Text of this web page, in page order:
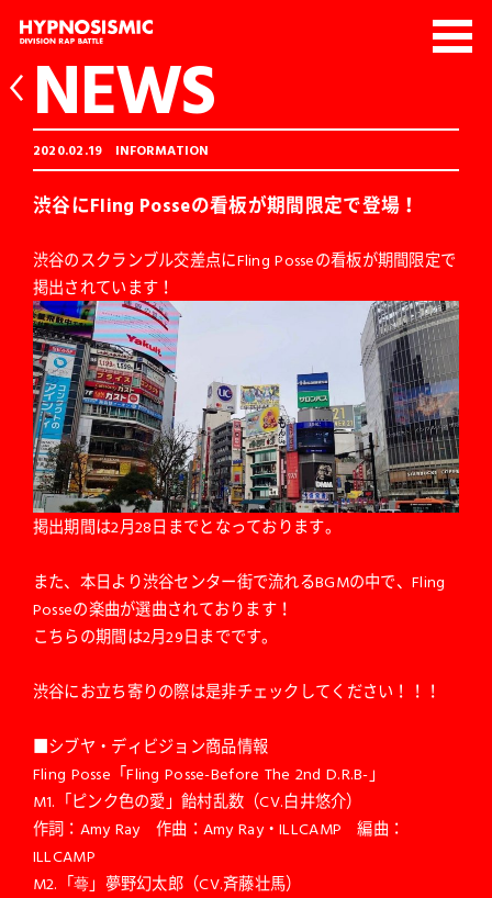
NEWS
2020.02.19 INFORMATION
渋谷にFling Posseの看板が期間限定で登場！
渋谷のスクランブル交差点にFling Posseの看板が期間限定で
掲出されています！
掲出期間は2月28日までとなっております。
また、本日より渋谷センター街で流れるBGMの中で、Fling
Posseの楽曲が選曲されております！
こちらの期間は2月29日までです。
渋谷にお立ち寄りの際は是非チェックしてください！！！
■シブヤ・ディビジョン商品情報
Fling Posse「Fling Posse-Before The 2nd D.R.B-」
M1.「ピンク色の愛」飴村乱数（CV.白井悠介）
作詞：Amy Ray 作曲：Amy Ray・ILLCAMP 編曲：
ILLCAMP
M2.「蕚」夢野幻太郎（CV.斉藤壮馬）